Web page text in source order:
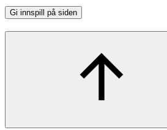
Gi innspill på siden